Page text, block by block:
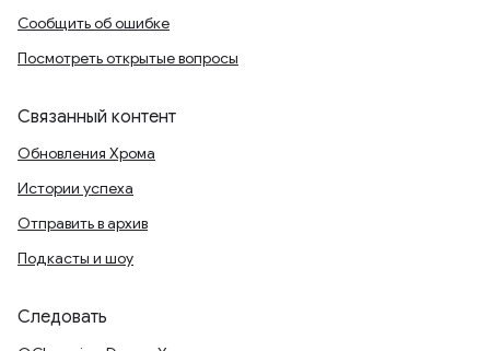
Сообщить об ошибке
Посмотреть открытые вопросы
Связанный контент
Обновления Хрома
Истории успеха
Отправить в архив
Подкасты и шоу
Следовать